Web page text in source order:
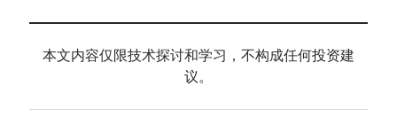
本文内容仅限技术探讨和学习，不构成任何投资建
议。